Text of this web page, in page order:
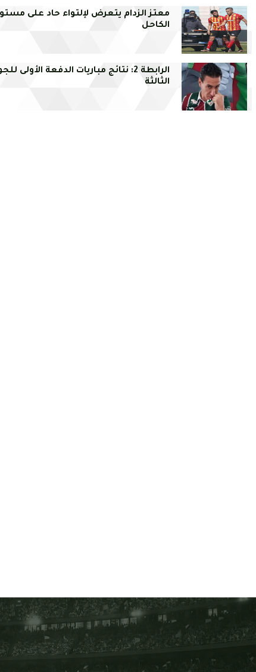
معتز الزدام يتعرض لإلتواء حاد على
الكاحل
الرابطة 2: نتائج مباريات الدفعة الأولى
الثالثة